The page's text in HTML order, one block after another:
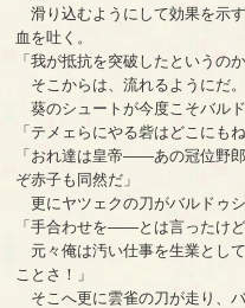
滑り込むようにして効果を示
血を吐く。
「我が抵抗を突破したというのか
そこからは、流れるようにだ。
葵のシュートが今度こそバル
「テメェらにやる砦はどこにも
「おれ達は皇帝――あの冠位野
ぞ赤子も同然だ」
更にヤツェクの刀がバルドゥシ
「手合わせを――とは言ったけ
元々俺は汚い仕事を生業とし
ことさ！」
そこへ更に雲雀の刀が走り、